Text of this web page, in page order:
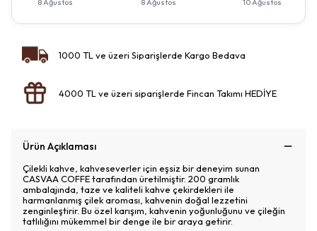
8 Ağustos 8 Ağustos 10 Ağustos
1000 TL ve üzeri Siparişlerde Kargo Bedava
4000 TL ve üzeri siparişlerde Fincan Takımı HEDİYE
Ürün Açıklaması
Çilekli kahve, kahveseverler için eşsiz bir deneyim sunan
CASVAA COFFE tarafından üretilmiştir. 200 gramlık
ambalajında, taze ve kaliteli kahve çekirdekleri ile
harmanlanmış çilek aroması, kahvenin doğal lezzetini
zenginleştirir. Bu özel karışım, kahvenin yoğunluğunu ve çileğin
tatlılığını mükemmel bir denge ile bir araya getirir.